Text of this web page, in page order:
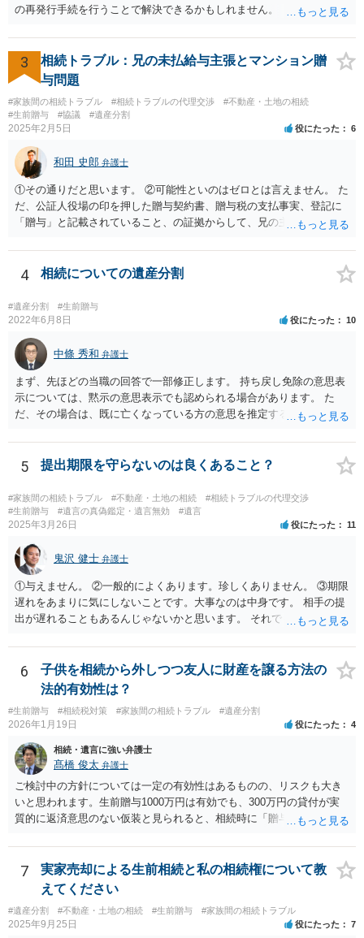
の再発行手続を行うことで解決できるかもしれません。
3
相続トラブル：兄の未払給与主張とマンション贈
与問題
#家族間の相続トラブル #相続トラブルの代理交渉
#不動産・土地の相続
#生前贈与
#協議 #遺産分割
2025年2月5日 役にたった 6
和田 史郎 弁護士
①その通りだと思います。 ②可能性といのはゼロとは言えません。 た
だ、公証人役場の印を押した贈与契約書、贈与税の支払事実、登記に
「贈与」と記載されていること、の証拠からして、兄の主張は通らな
わなければ、遺産分割調停を申し立てて進めるのがベターのような気
がしますね。
4 相続についての遺産分割
#遺産分割 #生前贈与
2022年6月8日 役にたった 10
中條 秀和 弁護士
まず、先ほどの当職の回答で一部修正します。 持ち戻し免除の意思表
示については、黙示の意思表示でも認められる場合があります。 た
だ、その場合は、既に亡くなっている方の意思を推定することになり
持ち戻し免除の意思表示は書面で明確にしておいていただくべきとい
う結論は変わりません。 誤解を与えるような回答でした。失礼しまし
た。 文言については、「〇〇に対する生前贈与による特別受益の持ち
戻しをすべて免除する」というのがオーソドックスなものですが、ご
心配ならば、弁護士のところに行って、特別受益となりそうな贈与に
ついて説明した上で、適切な文言についてご相談してみてはいかがで
しょうか。
5 提出期限を守らないのは良くあること？
#家族間の相続トラブル #不動産・土地の相続
#相続トラブルの代理交渉
#生前贈与
#遺言の真偽鑑定・遺言無効 #遺言
2025年3月26日 役にたった 11
鬼沢 健士 弁護士
①与えません。 ②一般的によくあります。珍しくありません。 ③期限
遅れをあまりに気にしないことです。大事なのは中身です。 相手の提
出が遅れることもあるんじゃないかと思います。 それでもあなた有利
6
子供を相続から外しつつ友人に財産を譲る方法の
法的有効性は？
#生前贈与 #相続税対策 #家族間の相続トラブル #遺産分割
2026年1月19日 役にたった 4
相続・遺言に強い弁護士
髙橋 俊太 弁護士
ご検討中の方針については一定の有効性はあるものの、リスクも大き
いと思われます。生前贈与1000万円は有効でも、300万円の貸付が実
質的に返済意思のない仮装と見られると、相続時に「贈与」と評価さ
法として考えられるものとしては、 ①信託（家族信託・目的信託） 財
産を信託口に移し、受託者（信頼できる友人や専門職）に管理させ、
・生存中はあなたの生活費・介護費に優先充当 ・残余を友人や慈善団
体へ と使途を厳格に指定。相続ではなく信託帰属になるため、子の関
与を大きく排除できます。 ②遺言＋生命保険の組合せ 生活資金は手元
に残し、余剰資金で受取人を友人・団体にした保険を活用。保険金は
7
実家売却による生前相続と私の相続権について教
えてください
#遺産分割 #不動産・土地の相続 #生前贈与 #家族間の相続トラブル
2025年9月25日 役にたった 7